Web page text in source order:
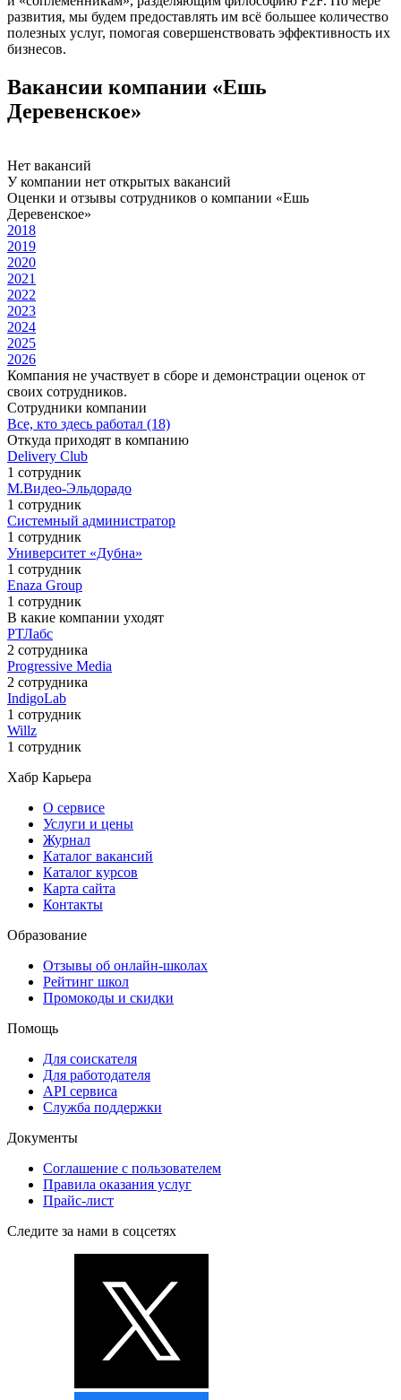
развития, мы будем предоставлять им всё большее количество
полезных услуг, помогая совершенствовать эффективность их
бизнесов.
Вакансии компании «Ешь
Деревенское»
Нет вакансий
У компании нет открытых вакансий
Оценки и отзывы сотрудников о компании «Ешь
Деревенское»
2018
2019
2020
2021
2022
2023
2024
2025
2026
Компания не участвует в сборе и демонстрации оценок от
своих сотрудников.
Сотрудники компании
Все, кто здесь работал (18)
Откуда приходят в компанию
Delivery Club
1 сотрудник
М.Видео-Эльдорадо
1 сотрудник
Системный администратор
1 сотрудник
Университет «Дубна»
1 сотрудник
Enaza Group
1 сотрудник
В какие компании уходят
РТЛабс
2 сотрудника
Progressive Media
2 сотрудника
IndigoLab
1 сотрудник
Willz
1 сотрудник
Хабр Карьера
О сервисе
Услуги и цены
Журнал
Каталог вакансий
Каталог курсов
Карта сайта
Контакты
Образование
Отзывы об онлайн-школах
Рейтинг школ
Промокоды и скидки
Помощь
Для соискателя
Для работодателя
API сервиса
Служба поддержки
Документы
Соглашение с пользователем
Правила оказания услуг
Прайс-лист
Следите за нами в соцсетях